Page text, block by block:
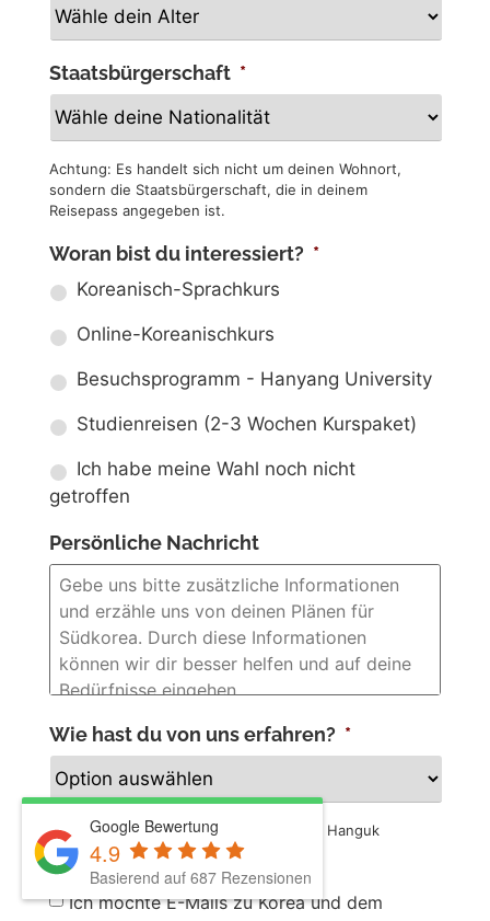
Staatsbürgerschaft *
Achtung: Es handelt sich nicht um deinen Wohnort,
sondern die Staatsbürgerschaft, die in deinem
Reisepass angegeben ist.
Woran bist du interessiert? *
Koreanisch-Sprachkurs
Online-Koreanischkurs
Besuchsprogramm - Hanyang University
Studienreisen (2-3 Wochen Kurspaket)
Ich habe meine Wahl noch nicht
getroffen
Persönliche Nachricht
Wie hast du von uns erfahren? *
Wo hast du zum ersten Mal von Go! Go! Hanguk
erfahren?
Newsletter
Ich möchte E-Mails zu Korea und dem
Google Bewertung
4.9
Basierend auf 687 Rezensionen